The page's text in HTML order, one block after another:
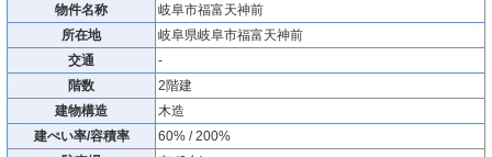
物件名称
岐阜市福富天神前
所在地
岐阜県岐阜市福富天神前
交通
-
階数
2階建
建物構造
木造
建ぺい率/容積率
60% / 200%